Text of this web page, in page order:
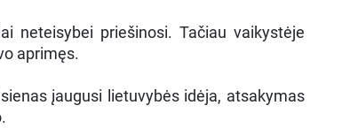
neteisybei priešinosi. Tačiau vaikystėje
aprimęs.
įaugusi lietuvybės idėja, atsakymas